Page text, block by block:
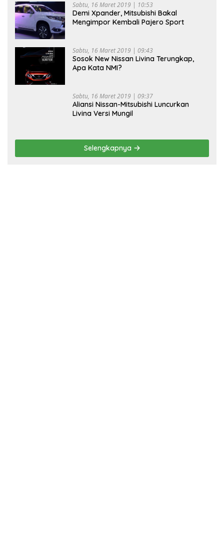
Sabtu, 16 Maret 2019 | 10:53
Demi Xpander, Mitsubishi Bakal
Mengimpor Kembali Pajero Sport
Sabtu, 16 Maret 2019 | 09:43
Sosok New Nissan Livina Terungkap,
Apa Kata NMI?
Sabtu, 16 Maret 2019 | 09:37
Aliansi Nissan-Mitsubishi Luncurkan
Livina Versi Mungil
Selengkapnya